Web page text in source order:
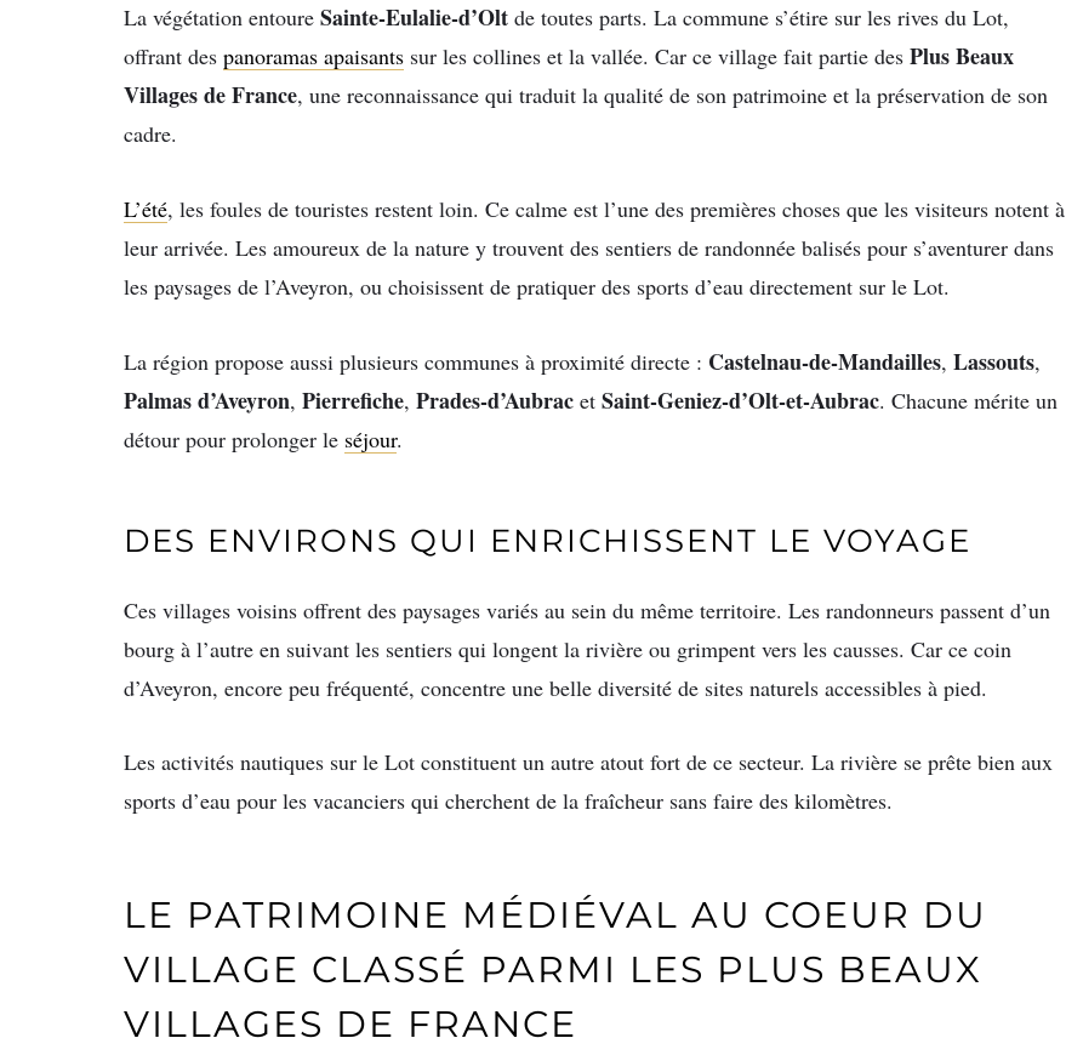
La végétation entoure Sainte-Eulalie-d’Olt de toutes parts. La commune s’étire sur les rives du Lot,
offrant des panoramas apaisants sur les collines et la vallée. Car ce village fait partie des Plus Beaux
Villages de France, une reconnaissance qui traduit la qualité de son patrimoine et la préservation de son
cadre.
L’été, les foules de touristes restent loin. Ce calme est l’une des premières choses que les visiteurs notent à
leur arrivée. Les amoureux de la nature y trouvent des sentiers de randonnée balisés pour s’aventurer dans
les paysages de l’Aveyron, ou choisissent de pratiquer des sports d’eau directement sur le Lot.
La région propose aussi plusieurs communes à proximité directe : Castelnau-de-Mandailles, Lassouts,
Palmas d’Aveyron, Pierrefiche, Prades-d’Aubrac et Saint-Geniez-d’Olt-et-Aubrac. Chacune mérite un
détour pour prolonger le séjour.
DES ENVIRONS QUI ENRICHISSENT LE VOYAGE
Ces villages voisins offrent des paysages variés au sein du même territoire. Les randonneurs passent d’un
bourg à l’autre en suivant les sentiers qui longent la rivière ou grimpent vers les causses. Car ce coin
d’Aveyron, encore peu fréquenté, concentre une belle diversité de sites naturels accessibles à pied.
Les activités nautiques sur le Lot constituent un autre atout fort de ce secteur. La rivière se prête bien aux
sports d’eau pour les vacanciers qui cherchent de la fraîcheur sans faire des kilomètres.
LE PATRIMOINE MÉDIÉVAL AU COEUR DU
VILLAGE CLASSÉ PARMI LES PLUS BEAUX
VILLAGES DE FRANCE